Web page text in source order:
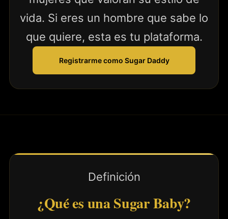
vida. Si eres un hombre que sabe lo
que quiere, esta es tu plataforma.
Registrarme como Sugar Daddy
Definición
¿Qué es una Sugar Baby?